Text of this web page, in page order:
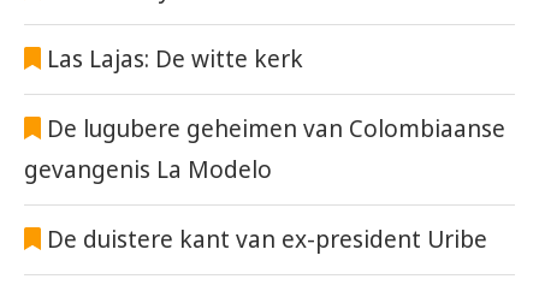
Las Lajas: De witte kerk
De lugubere geheimen van Colombiaanse
gevangenis La Modelo
De duistere kant van ex-president Uribe